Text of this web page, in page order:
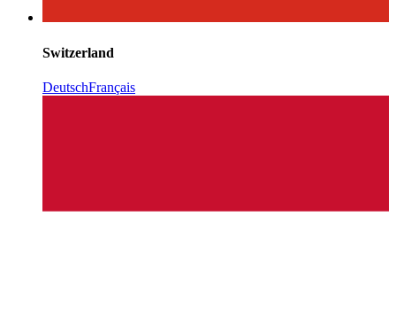
Switzerland
DeutschFrançais